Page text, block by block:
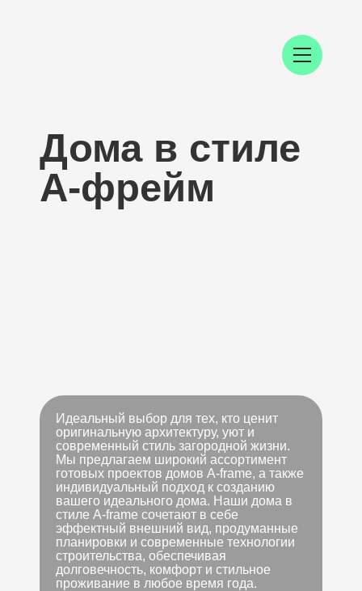
Дома в стиле
А-фрейм
Идеальный выбор для тех, кто ценит
оригинальную архитектуру, уют и
современный стиль загородной жизни.
Мы предлагаем широкий ассортимент
готовых проектов домов A-frame, а также
индивидуальный подход к созданию
вашего идеального дома. Наши дома в
стиле A-frame сочетают в себе
эффектный внешний вид, продуманные
планировки и современные технологии
строительства, обеспечивая
долговечность, комфорт и стильное
проживание в любое время года.